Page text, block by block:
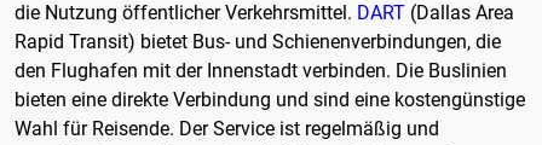
die Nutzung öffentlicher Verkehrsmittel. DART (Dallas Area
Rapid Transit) bietet Bus- und Schienenverbindungen, die
den Flughafen mit der Innenstadt verbinden. Die Buslinien
bieten eine direkte Verbindung und sind eine kostengünstige
Wahl für Reisende. Der Service ist regelmäßig und